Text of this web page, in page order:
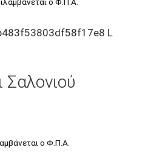
Σαλονιού
ο Φ.Π.Α.